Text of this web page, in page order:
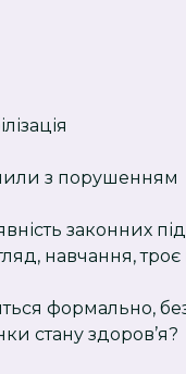
з порушенням
законних
навчання, троє
формально,
стану здоров’я?